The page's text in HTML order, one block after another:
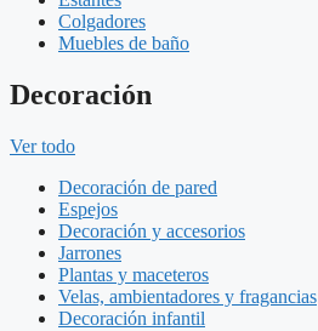
Colgadores
Muebles de baño
Decoración
Ver todo
Decoración de pared
Espejos
Decoración y accesorios
Jarrones
Plantas y maceteros
Velas, ambientadores y fragancias
Decoración infantil